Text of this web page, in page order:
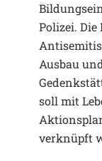
Polizei.
Ausbau
soll mit
verknüpft